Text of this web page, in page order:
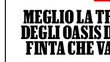
MEGLIO LA
DEGLI OASIS
FINTA CHE